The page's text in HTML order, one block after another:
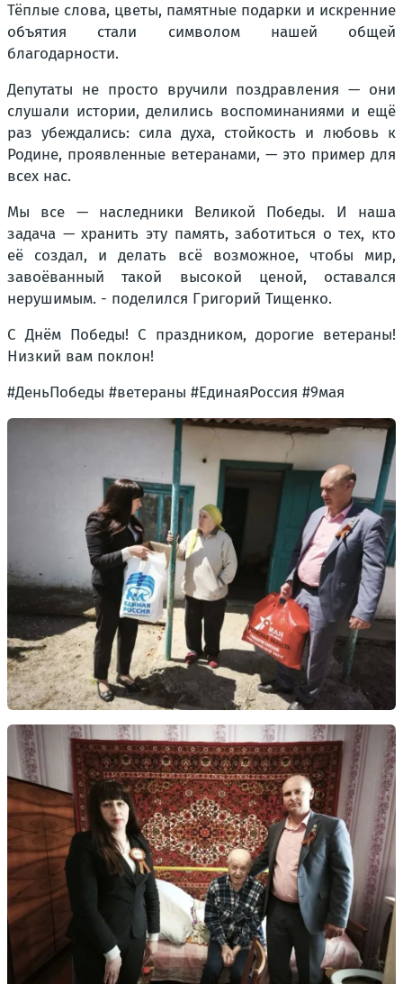
Тёплые слова, цветы, памятные подарки и искренние
объятия стали символом нашей общей
благодарности.
Депутаты не просто вручили поздравления — они
слушали истории, делились воспоминаниями и ещё
раз убеждались: сила духа, стойкость и любовь к
Родине, проявленные ветеранами, — это пример для
всех нас.
Мы все — наследники Великой Победы. И наша
задача — хранить эту память, заботиться о тех, кто
её создал, и делать всё возможное, чтобы мир,
завоёванный такой высокой ценой, оставался
нерушимым. - поделился Григорий Тищенко.
С Днём Победы! С праздником, дорогие ветераны!
Низкий вам поклон!
#ДеньПобеды #ветераны #ЕдинаяРоссия #9мая